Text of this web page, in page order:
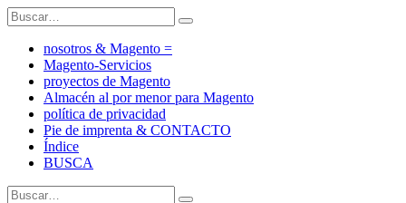
nosotros & Magento =
Magento-Servicios
proyectos de Magento
Almacén al por menor para Magento
política de privacidad
Pie de imprenta & CONTACTO
Índice
BUSCA